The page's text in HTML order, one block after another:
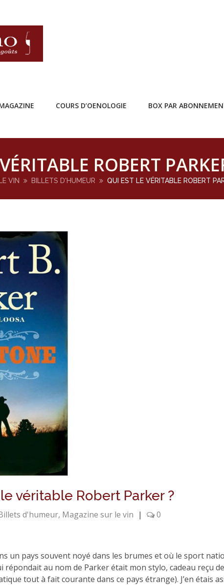
COURS D’OENOLOGIE BOX PAR
ROBERT
VIN BILLETS D'HUMEUR QUI EST LE VÉRITABLE ROBERT
véritable Robert Parker ?
d'humeur, Magazine sur le vin | 0
un pays souvent noyé dans les brumes et où le sport
répondait au nom de Parker était mon stylo, cadeau reçu
tout à fait courante dans ce pays étrange). J’en étais